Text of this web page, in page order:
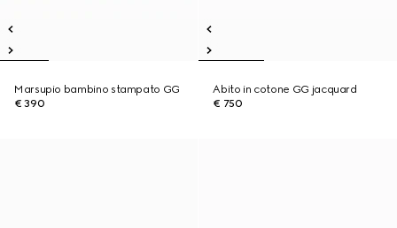
Marsupio bambino stampato GG
€ 390
Abito in cotone GG jacquard
€ 750